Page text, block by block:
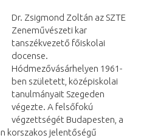
Dr. Zsigmond Zoltán az SZTE
Zeneművészeti kar
tanszékvezető főiskolai
docense.
Hódmezővásárhelyen 1961-
ben született, középiskolai
tanulmányait Szegeden
végezte. A felsőfokú
végzettségét Budapesten, a
korszakos jelentőségű